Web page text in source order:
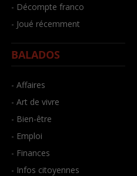
- Décompte franco
- Joué récemment
BALADOS
- Affaires
- Art de vivre
- Bien-être
- Emploi
- Finances
- Infos citoyennes